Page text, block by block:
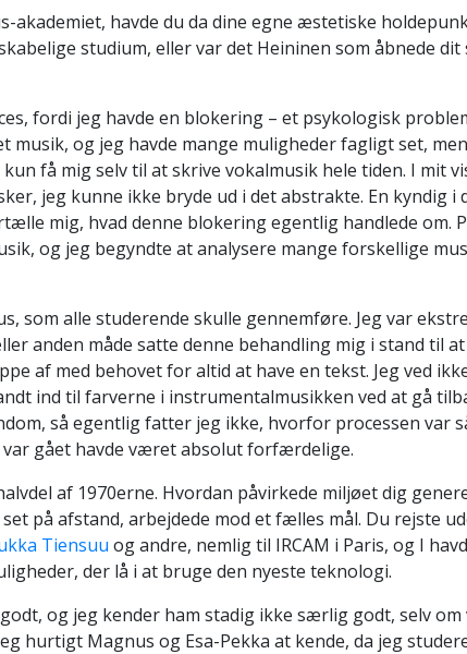
akademiet, havde du da dine egne æstetiske
studium, eller var det Heininen som åbnede
fordi jeg havde en blokering – et psykologisk
musik, og jeg havde mange muligheder fagligt set,
få mig selv til at skrive vokalmusik hele tiden. I mit
jeg kunne ikke bryde ud i det abstrakte. En kyndig i
mig, hvad denne blokering egentlig handlede om.
og jeg begyndte at analysere mange forskellige
som alle studerende skulle gennemføre. Jeg var
anden måde satte denne behandling mig i stand til
af med behovet for altid at have en tekst. Jeg ved
ind til farverne i instrumentalmusikken ved at gå
så egentlig fatter jeg ikke, hvorfor processen var
var gået havde været absolut forfærdelige.
af 1970erne. Hvordan påvirkede miljøet dig
på afstand, arbejdede mod et fælles mål. Du rejste
Tiensuu og andre, nemlig til IRCAM i Paris, og I
der lå i at bruge den nyeste teknologi.
godt, og jeg kender ham stadig ikke særlig godt, selv
hurtigt Magnus og Esa-Pekka at kende, da jeg